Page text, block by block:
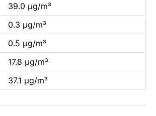
39.0 µg/m³
0.3 µg/m³
0.5 µg/m³
17.8 µg/m³
37.1 µg/m³